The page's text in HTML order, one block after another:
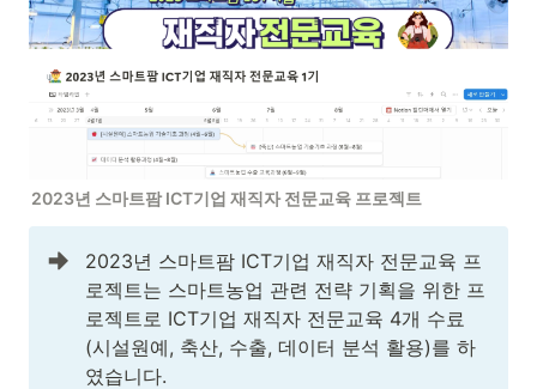
2023년 스마트팜 ICT기업 재직자 전문교육 프로젝트
2023년 스마트팜 ICT기업 재직자 전문교육 프
로젝트는 스마트농업 관련 전략 기획을 위한 프
로젝트로 ICT기업 재직자 전문교육 4개 수료
(시설원예, 축산, 수출, 데이터 분석 활용)를 하
였습니다.